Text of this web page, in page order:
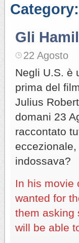
Gli
22 Agosto
Negli U.S. è
prima del
Julius
domani 23
raccontato
indossava?
In his movie
wanted for
them asking
will be able